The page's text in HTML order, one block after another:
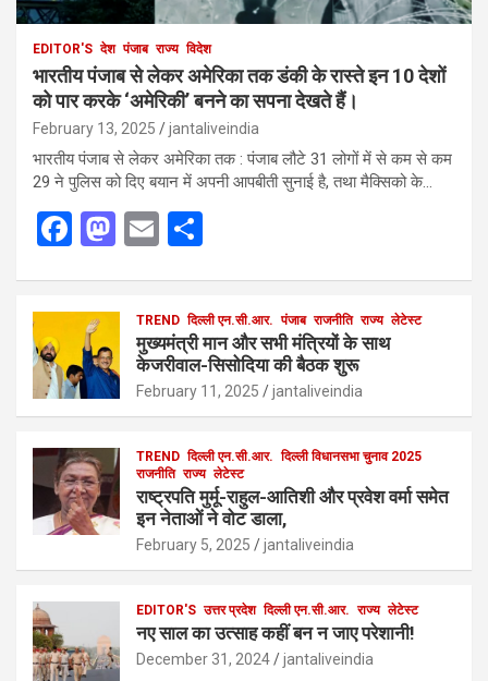
EDITOR'S देश पंजाब राज्य विदेश
भारतीय पंजाब से लेकर अमेरिका तक डंकी के रास्ते इन 10 देशों
को पार करके ‘अमेरिकी’ बनने का सपना देखते हैं।
February 13, 2025 jantaliveindia
भारतीय पंजाब से लेकर अमेरिका तक : पंजाब लौटे 31 लोगों में से कम से कम
29 ने पुलिस को दिए बयान में अपनी आपबीती सुनाई है, तथा मैक्सिको के…
F
b
o
o
k
M
d
o
n
E
e
TREND दिल्ली एन.सी.आर. पंजाब राजनीति राज्य लेटेस्ट
मुख्यमंत्री मान और सभी मंत्रियों के साथ
केजरीवाल-सिसोदिया की बैठक शुरू
February 11, 2025 jantaliveindia
TREND दिल्ली एन.सी.आर. दिल्ली विधानसभा चुनाव 2025
राजनीति राज्य लेटेस्ट
राष्ट्रपति मुर्मू-राहुल-आतिशी और प्रवेश वर्मा समेत
इन नेताओं ने वोट डाला,
February 5, 2025 jantaliveindia
EDITOR'S उत्तर प्रदेश दिल्ली एन.सी.आर. राज्य लेटेस्ट
नए साल का उत्साह कहीं बन न जाए परेशानी!
December 31, 2024 jantaliveindia